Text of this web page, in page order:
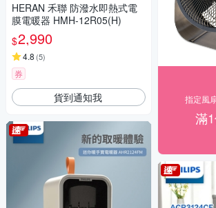
HERAN 禾聯 防潑水即熱式電
膜電暖器 HMH-12R05(H)
$2,990
4.8 (5)
券
貨到通知我 指定風
滿